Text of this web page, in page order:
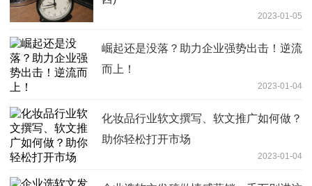
2023-01-05
崛起还是没落？助力企业强势出击！逆流
而上！
2023-01-04
化妆品行业软文撰写、软文推广如何做？
助你轻松打开市场
2023-01-04